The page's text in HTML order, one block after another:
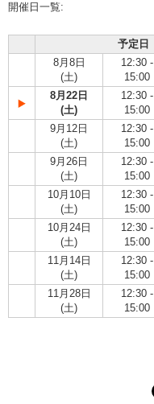
開催日一覧:
予定日
8月8日
(土)
12:30 -
15:00
8月22日
(土)
12:30 -
15:00
9月12日
(土)
12:30 -
15:00
9月26日
(土)
12:30 -
15:00
10月10日
(土)
12:30 -
15:00
10月24日
(土)
12:30 -
15:00
11月14日
(土)
12:30 -
15:00
11月28日
(土)
12:30 -
15:00